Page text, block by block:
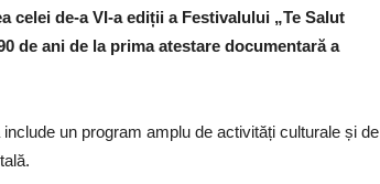
de-a VI-a ediții a Festivalului „Te Salut
de ani de la prima atestare documentară a
un program amplu de activități culturale și de